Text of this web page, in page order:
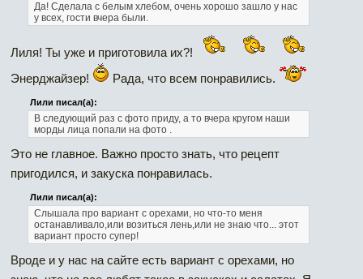
Да! Сделала с белым хлебом, очень хорошо зашло у нас
у всех, гости вчера были.
Лиля! Ты уже и приготовила их?!
Энерджайзер!
Рада, что всем понравились.
Лили писал(а):
В следующий раз с фото приду, а то вчера кругом наши
морды лица попали на фото .
Это не главное. Важно просто знать, что рецепт
пригодился, и закуска понравилась.
Лили писал(а):
Слышала про вариант с орехами, но что-то меня
останавливало,или возиться лень,или не знаю что... этот
вариант просто супер!
Вроде и у нас на сайте есть вариант с орехами, но